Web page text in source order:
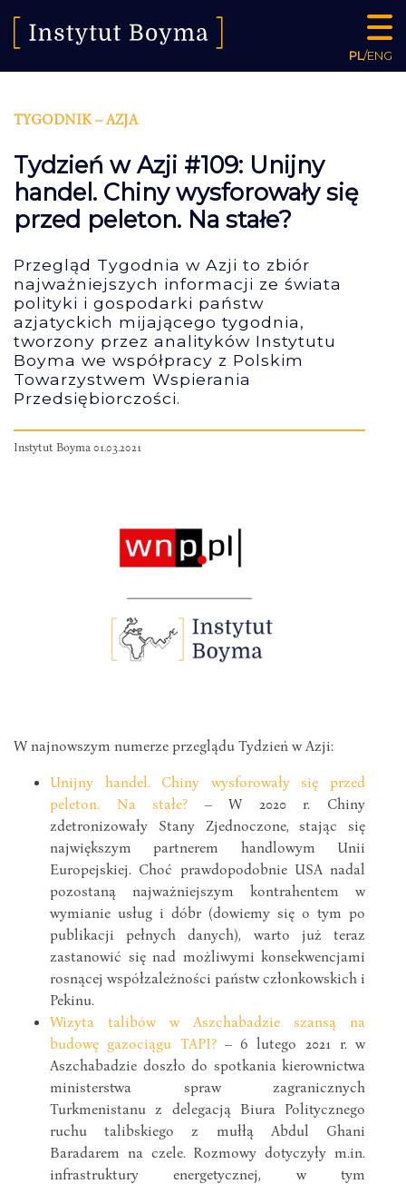
PL/ENG
TYGODNIK – AZJA
Tydzień w Azji #109: Unijny
handel. Chiny wysforowały się
przed peleton. Na stałe?
Przegląd Tygodnia w Azji to zbiór
najważniejszych informacji ze świata
polityki i gospodarki państw
azjatyckich mijającego tygodnia,
tworzony przez analityków Instytutu
Boyma we współpracy z Polskim
Towarzystwem Wspierania
Przedsiębiorczości.
Instytut Boyma 01.03.2021
W najnowszym numerze przeglądu Tydzień w Azji:
Unijny handel. Chiny wysforowały się przed
peleton. Na stałe? – W 2020 r. Chiny
zdetronizowały Stany Zjednoczone, stając się
największym partnerem handlowym Unii
Europejskiej. Choć prawdopodobnie USA nadal
pozostaną najważniejszym kontrahentem w
wymianie usług i dóbr (dowiemy się o tym po
publikacji pełnych danych), warto już teraz
zastanowić się nad możliwymi konsekwencjami
rosnącej współzależności państw członkowskich i
Pekinu.
Wizyta talibów w Aszchabadzie szansą na
budowę gazociągu TAPI?– 6 lutego 2021 r. w
Aszchabadzie doszło do spotkania kierownictwa
ministerstwa spraw zagranicznych
Turkmenistanu z delegacją Biura Politycznego
ruchu talibskiego z mułłą Abdul Ghani
Baradarem na czele. Rozmowy dotyczyły m.in.
infrastruktury energetycznej, w tym